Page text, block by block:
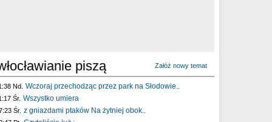
piszą Załóż nowy temat
Nd. Wczoraj przechodząc przez park na Słodowie..
Śr. Wszystko umiera
Śr. z gniazdami ptaków Na żytniej obok..